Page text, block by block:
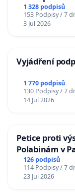
1 328 podpisů
153 Podpisy / 7
3 Jul 2026
Vyjádření
1 770 podpisů
130 Podpisy / 7
14 Jul 2026
Petice proti
Polabinám v
126 podpisů
114 Podpisy / 7
23 Jul 2026